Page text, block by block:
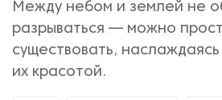
Между небом и землей не
разрываться — можно
существовать,
их красотой.